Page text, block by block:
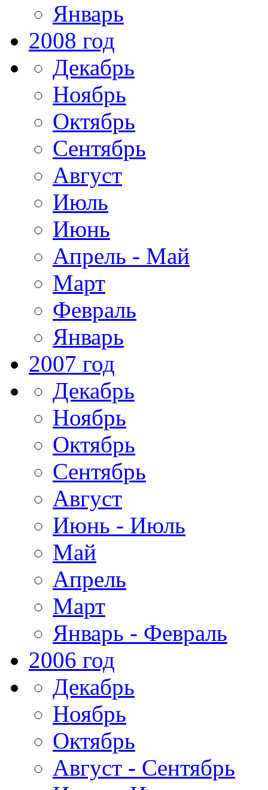
Январь
2008 год
Декабрь
Ноябрь
Октябрь
Сентябрь
Август
Июль
Июнь
Апрель - Май
Март
Февраль
Январь
2007 год
Декабрь
Ноябрь
Октябрь
Сентябрь
Август
Июнь - Июль
Май
Апрель
Март
Январь - Февраль
2006 год
Декабрь
Ноябрь
Октябрь
Август - Сентябрь